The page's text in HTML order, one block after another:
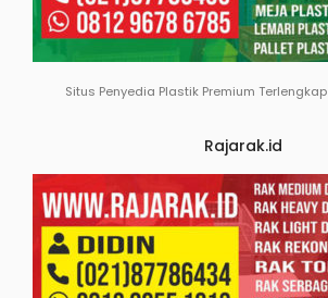
Situs Penyedia Plastik Premium Terlengkap
Rajarak.id